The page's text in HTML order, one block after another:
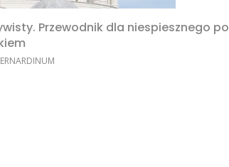
Przewodnik dla niespiesznego